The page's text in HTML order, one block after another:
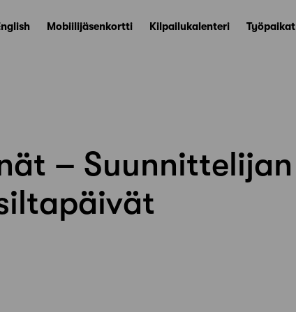
Mobiilijäsenkortti Kilpailukalenteri Työpaikat
– Suunnittelijan